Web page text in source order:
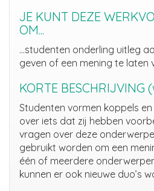
JE KUNT DEZE
OM...
…studenten onderling uitleg
geven of een mening te laten
KORTE BESCHRIJVING
Studenten vormen koppels
over iets dat zij hebben
vragen over deze
gebruikt worden om een
één of meerdere
kunnen er ook nieuwe duo’s